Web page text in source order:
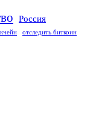
Россия
отследить биткоин